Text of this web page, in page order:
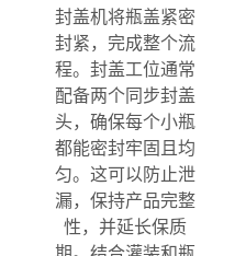
封盖机将瓶盖紧密
封紧，完成整个流
程。封盖工位通常
配备两个同步封盖
头，确保每个小瓶
都能密封牢固且均
匀。这可以防止泄
漏，保持产品完整
性，并延长保质